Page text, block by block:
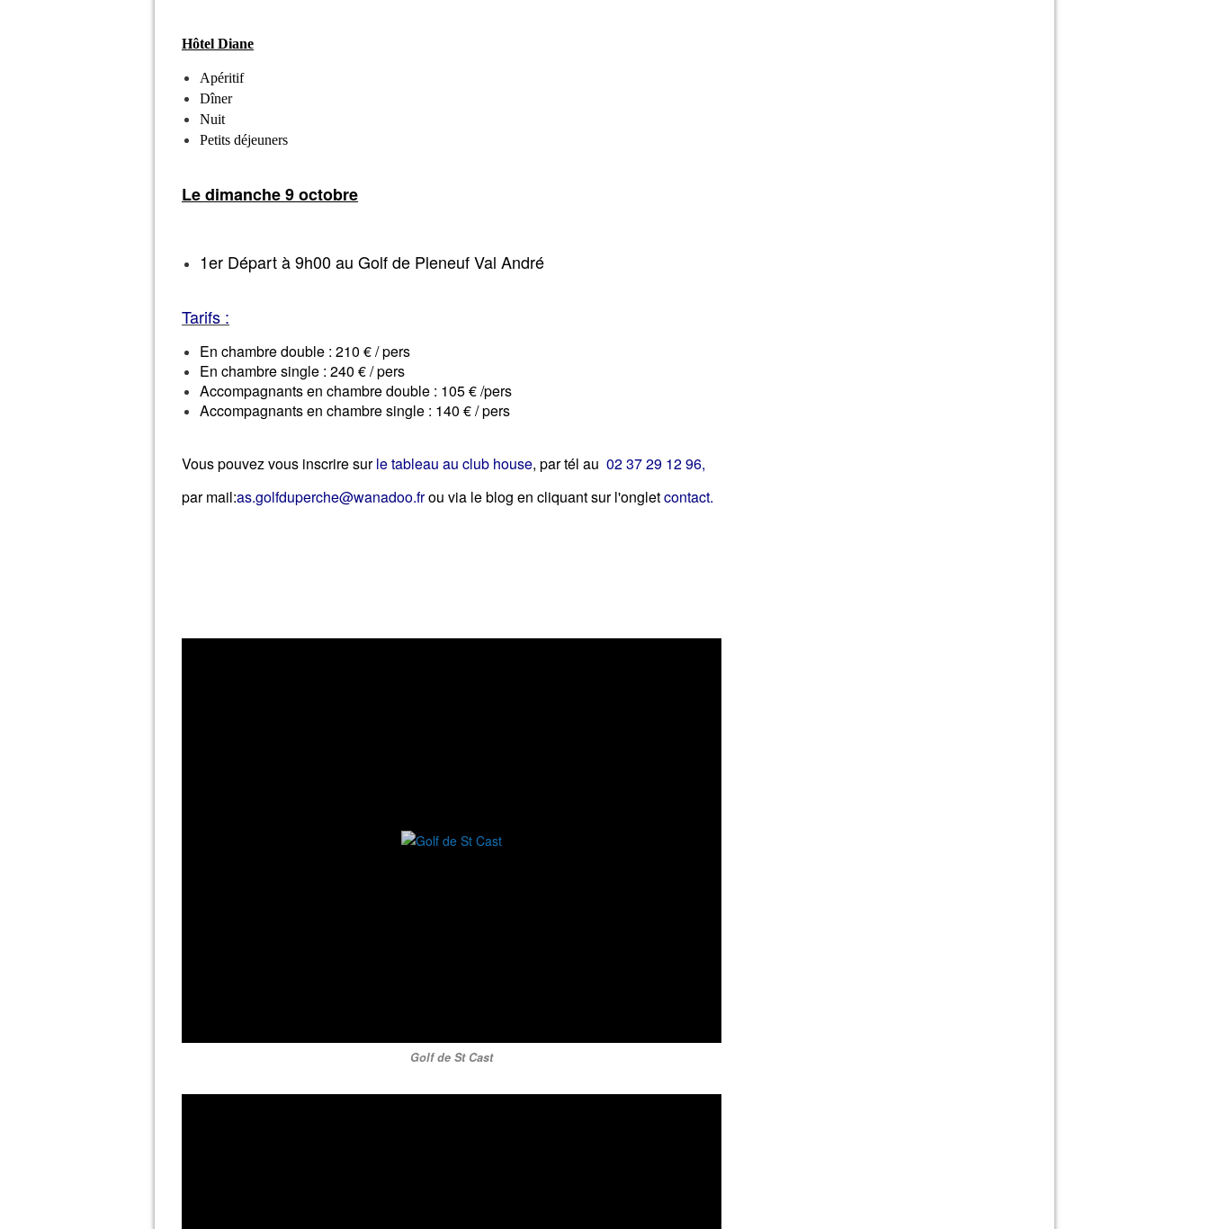
Hôtel Diane
Apéritif
Dîner
Nuit
Petits déjeuners
Le dimanche 9 octobre
1er Départ à 9h00 au Golf de Pleneuf Val André
Tarifs :
En chambre double : 210 € / pers
En chambre single : 240 € / pers
Accompagnants en chambre double : 105 € /pers
Accompagnants en chambre single : 140 € / pers
Vous pouvez vous inscrire surle tableau au club house, par tél au 02 37 29 12 96,
par mail:as.golfduperche@wanadoo.frou via le blog en cliquant sur l'ongletcontact.
Golf de St Cast